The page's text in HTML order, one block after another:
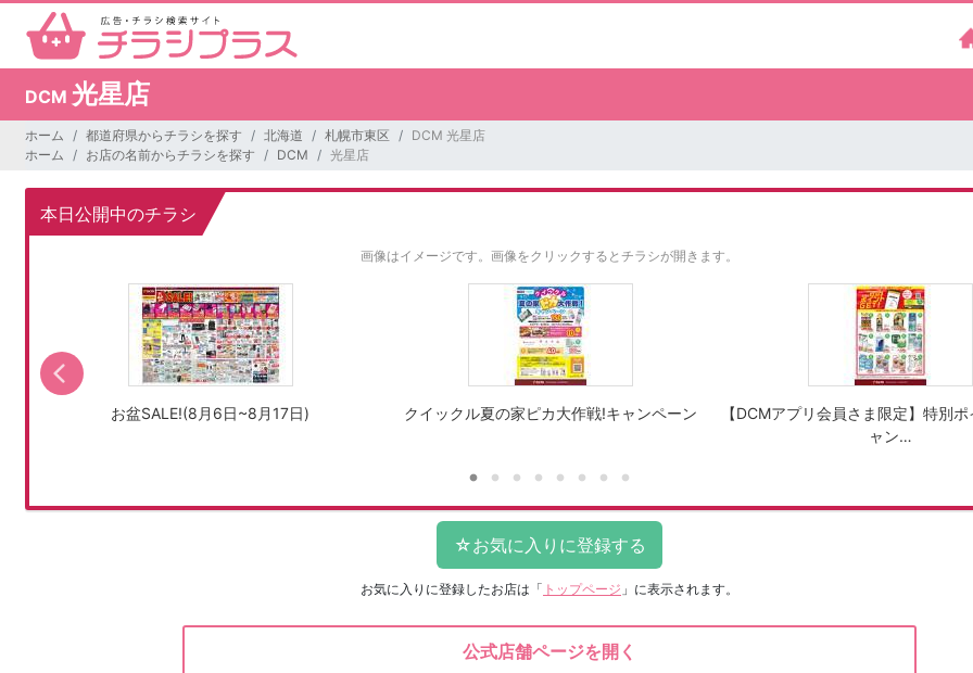
DCM 光星店
ホーム 都道府県からチラシを探す 北海道 札幌市東区
DCM 光星店
ホーム
お店の名前からチラシを探す DCM 光星店
本日公開中のチラシ
画像はイメージです。 画像をクリックするとチラシが開きます。
お盆SALE!(8月6日~8月17日) クイックル夏の家ピカ大作戦!キャンペーン
【DCMアプリ会員さま限定】特別
ャン…
お気に入りに登録したお店は 「 トップページ 」に表示されます。
公式店舗ページを開く